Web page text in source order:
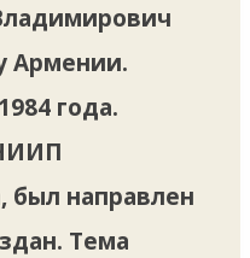
Армении.
года.
был направлен
Тема